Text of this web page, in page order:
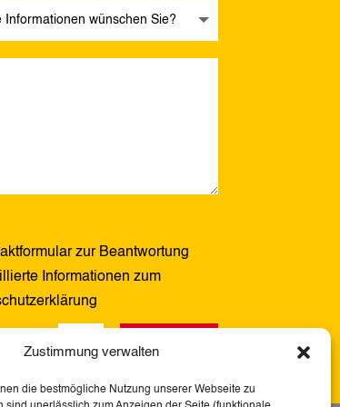
Zustimmung verwalten
die bestmögliche Nutzung unserer Webseite zu
zur Beantwortung
Informationen zum
1 + 14 = Senden